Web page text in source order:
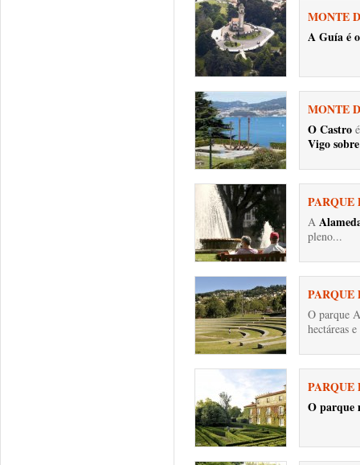
MONTE
AGuía é
MONTE
O Castro
Vigo
PARQUE
A
pleno...
PARQUE
O parque
hectáreas
PARQUE
Oparque